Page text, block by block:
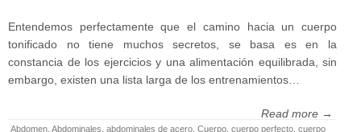
Entendemos perfectamente que el camino hacia un cuerpo
tonificado no tiene muchos secretos, se basa es en la
constancia de los ejercicios y una alimentación equilibrada, sin
embargo, existen una lista larga de los entrenamientos…
Read more →
Abdomen Abdominales abdominales de acero Cuerpo cuerpo perfecto cuerpo